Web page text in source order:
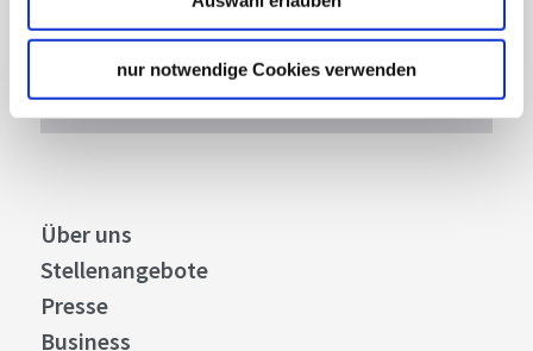
nur notwendige Cookies verwenden
Abonnieren
Über uns
Stellenangebote
Presse
Business